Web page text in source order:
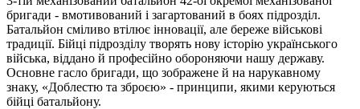
бригади - вмотивований і загартований в боях підрозділ.
Батальйон сміливо втілює інновації, але береже військові
традиції. Бійці підрозділу творять нову історію українського
війська, віддано й професійно обороняючи нашу державу.
Основне гасло бригади, що зображене й на нарукавному
знаку, «Доблестю та зброєю» - принципи, якими керуються
бійці батальйону.